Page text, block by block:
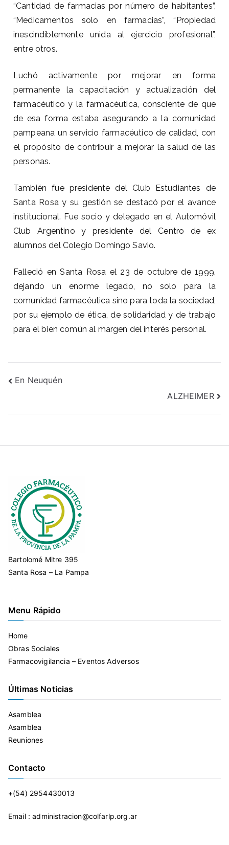
“Cantidad de farmacias por número de habitantes”,
“Medicamentos solo en farmacias”, “Propiedad
inescindiblemente unida al ejercicio profesional”,
entre otros.
Luchó activamente por mejorar en forma
permanente la capacitación y actualización del
farmacéutico y la farmacéutica, consciente de que
de esa forma estaba asegurando a la comunidad
pampeana un servicio farmacéutico de calidad, con
el propósito de contribuir a mejorar la salud de las
personas.
También fue presidente del Club Estudiantes de
Santa Rosa y su gestión se destacó por el avance
institucional. Fue socio y delegado en el Automóvil
Club Argentino y presidente del Centro de ex
alumnos del Colegio Domingo Savio.
Falleció en Santa Rosa el 23 de octubre de 1999,
dejando un enorme legado, no solo para la
comunidad farmacéutica sino para toda la sociedad,
por su ejemplo de ética, de solidaridad y de trabajo
para el bien común al margen del interés personal.
En Neuquén
ALZHEIMER
Bartolomé Mitre 395
Santa Rosa – La Pampa
Menu Rápido
Home
Obras Sociales
Farmacovigilancia – Eventos Adversos
Últimas Noticias
Asamblea
Asamblea
Reuniones
Contacto
+(54) 2954430013
Email : administracion@colfarlp.org.ar